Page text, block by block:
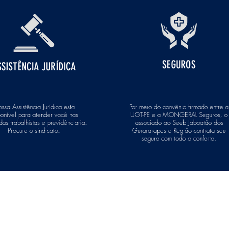
JURÍDICA
Assistência Jurídica está
para atender você nas
trabalhistas e previdênciaria.
Procure o sindicato.
SEGUROS
Por meio do convênio firmado entre a
UGT-PE e a MONGERAL Seguros, o
associado ao Seeb Jaboatão dos
Gurararapes e Região contrata seu
seguro com todo o conforto.